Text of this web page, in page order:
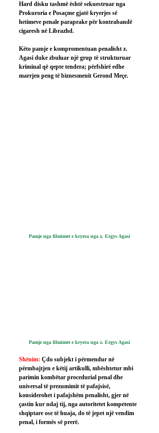
Hard disku tashmë është sekuestruar nga
Prokuroria e Posaçme gjatë kryerjes së
hetimeve penale paraprake për kontrabandë
cigaresh në Librazhd.
Këto pamje e kompromentuan penalisht z.
Agasi duke zbuluar një grup të strukturuar
kriminal që qepte tendera; përfshirë edhe
marrjen peng të biznesmenit Gerond Meçe.
Pamje nga filmimet e kryera nga z. Ergys Agasi
Pamje nga filmimet e kryera nga z. Ergys Agasi
Shënim: Çdo subjekt i përmendur në
përmbajtjen e këtij artikulli, mbështetur mbi
parimin kombëtar procedurial penal dhe
universal të prezumimit të pafajsisë,
konsiderohet i pafajshëm penalisht, gjer në
çastin kur ndaj tij, nga autoritetet kompetente
shqiptare ose të huaja, do të jepet një vendim
penal, i formës së prerë.